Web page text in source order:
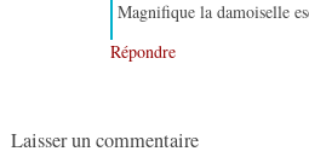
Magnifique la damoiselle
Répondre
Laisser un commentaire